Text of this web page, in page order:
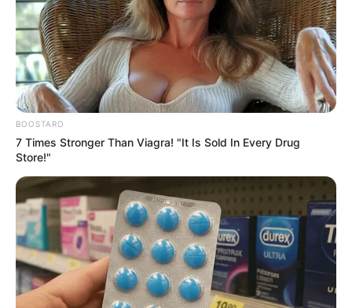
τον Κόσμο, τη στιγμή που συμβαίνουν, στο Newstok.gr.
BOOSTARO
7 Times Stronger Than Viagra! "It Is Sold In Every Drug
Store!"